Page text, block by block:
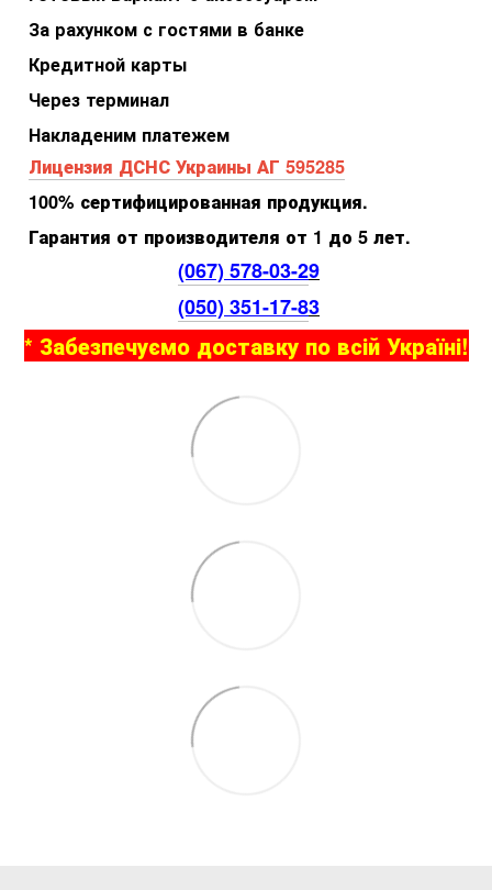
За рахунком с гостями в банке
Кредитной карты
Через терминал
Накладеним платежем
Лицензия ДСНС Украины АГ 595285
100% сертифицированная продукция.
Гарантия от производителя от 1 до 5 лет.
(067) 578-03-29
(050) 351-17-83
* Забезпечуємо доставку по всій Україні!